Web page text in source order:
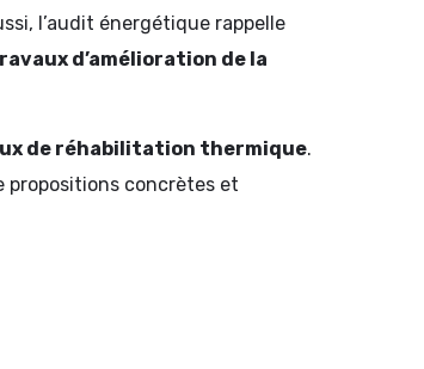
l’audit énergétique rappelle
d’amélioration de la
de réhabilitation thermique.
propositions concrètes et